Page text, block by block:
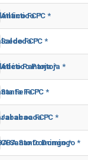
Atlántico FC *
Salcedo FC *
Atlético Pantoja *
Santa Fe FC *
Jarabacoa FC *
CBA Santo Domingo *